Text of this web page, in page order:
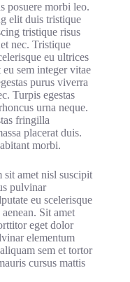
posuere morbi leo.
elit duis tristique
tristique risus
nec. Tristique
eu ultrices
sem integer vitae
purus viverra
Turpis egestas
urna neque.
fringilla
placerat duis.
morbi.
sit amet nisl suscipit
pulvinar
eu scelerisque
Sit amet
eget dolor
elementum
sem et tortor
cursus mattis